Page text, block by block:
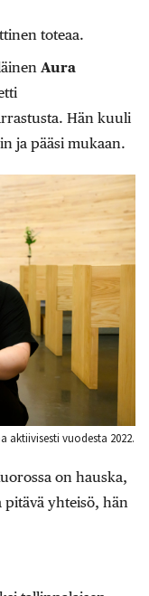
toteaa.
Aura
Hän kuuli
ja pääsi mukaan.
aktiivisesti vuodesta 2022.
on hauska,
yhteisö, hän